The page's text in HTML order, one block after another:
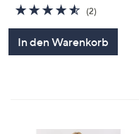
4.5
von
5
(2)
In den Warenkorb